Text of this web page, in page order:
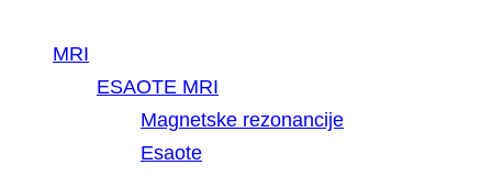
MRI
ESAOTE MRI
Magnetske rezonancije
Esaote